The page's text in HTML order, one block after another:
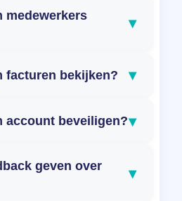
medewerkers
▾
facturen bekijken? ▾
account beveiligen?▾
geven over
▾